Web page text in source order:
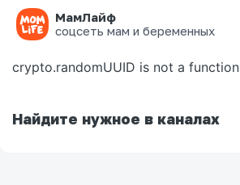
МамЛайф
соцсеть мам и беременных
Ошибка на странице
crypto.randomUUID is not a function
Найдите нужное в каналах